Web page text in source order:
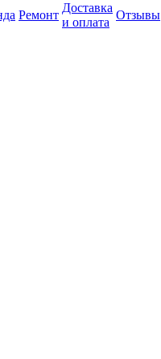
Ремонт
Доставка
и оплата
Отзывы